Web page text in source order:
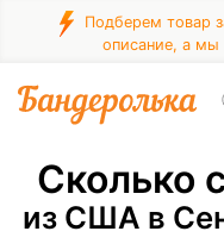
Подберем товар
описание, а
Сколько
из США в